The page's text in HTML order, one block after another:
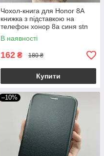
Чохол-книга для Honor 8A
книжка з підставкою на
телефон хонор 8а синя stn
В наявності
162 ₴ 180 ₴
Купити
–10%